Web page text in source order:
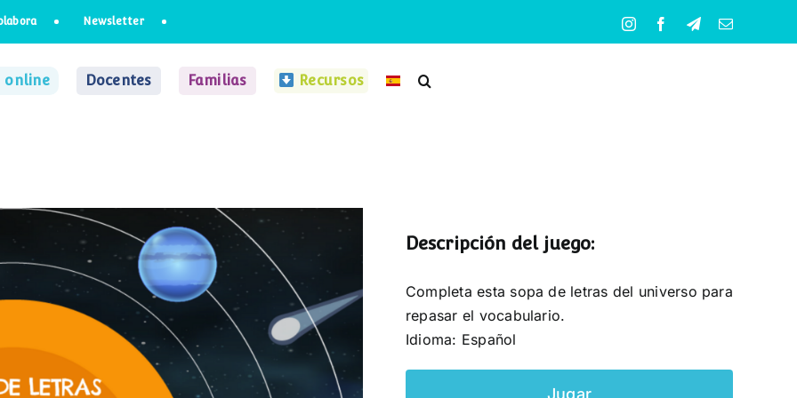
Newsletter InstagramFacebookTelegramCorreo
online Docentes Familias Recursos
Descripción del juego:
Completa esta sopa de letras del universo para
repasar el vocabulario.
Idioma: Español
Jugar